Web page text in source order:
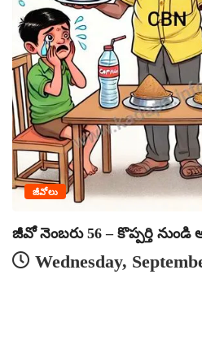
జీవోలు
జీవో నెంబరు 56 – కొప్పర్తి
Wednesday,